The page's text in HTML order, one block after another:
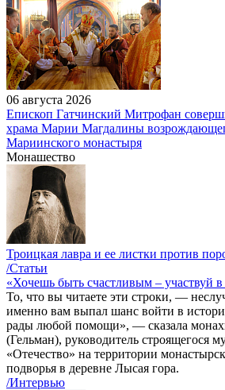
06 августа 2026
Епископ Гатчинский Митрофан
храма Марии Магдалины
Мариинского монастыря
Монашество
Троицкая лавра и ее листки против
/Статьи
«Хочешь быть счастливым – участвуй
То, что вы читаете эти строки, —
именно вам выпал шанс войти в
рады любой помощи», — сказала
(Гельман), руководитель строящегося
«Отечество» на территории
подворья в деревне Лысая гора.
/Интервью